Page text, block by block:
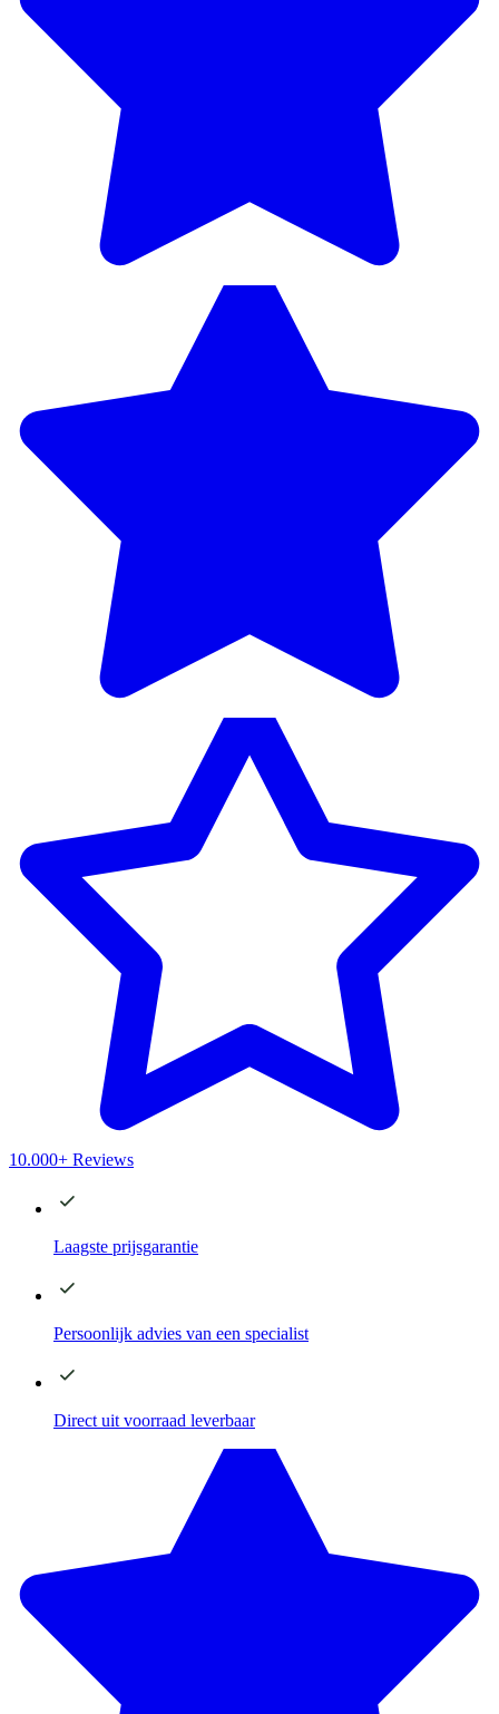
10.000+ Reviews
Laagste prijsgarantie
Persoonlijk advies van een specialist
Direct uit voorraad leverbaar